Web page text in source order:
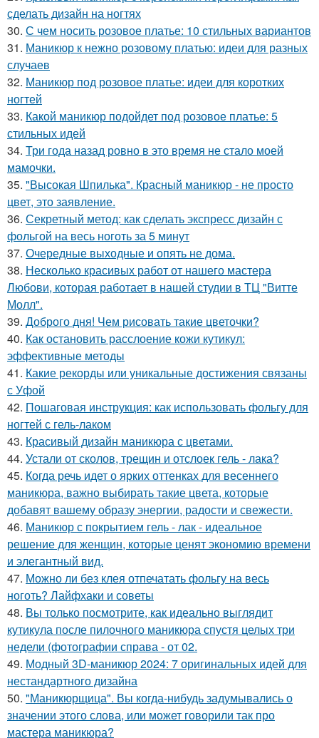
сделать дизайн на ногтях
30. С чем носить розовое платье: 10 стильных вариантов
31. Маникюр к нежно розовому платью: идеи для разных
случаев
32. Маникюр под розовое платье: идеи для коротких
ногтей
33. Какой маникюр подойдет под розовое платье: 5
стильных идей
34. Три года назад ровно в это время не стало моей
мамочки.
35. "Высокая Шпилька". Красный маникюр - не просто
цвет, это заявление.
36. Секретный метод: как сделать экспресс дизайн с
фольгой на весь ноготь за 5 минут
37. Очередные выходные и опять не дома.
38. Несколько красивых работ от нашего мастера
Любови, которая работает в нашей студии в ТЦ "Витте
Молл".
39. Доброго дня! Чем рисовать такие цветочки?
40. Как остановить расслоение кожи кутикул:
эффективные методы
41. Какие рекорды или уникальные достижения связаны
с Уфой
42. Пошаговая инструкция: как использовать фольгу для
ногтей с гель-лаком
43. Красивый дизайн маникюра с цветами.
44. Устали от сколов, трещин и отслоек гель - лака?
45. Когда речь идет о ярких оттенках для весеннего
маникюра, важно выбирать такие цвета, которые
добавят вашему образу энергии, радости и свежести.
46. Маникюр с покрытием гель - лак - идеальное
решение для женщин, которые ценят экономию времени
и элегантный вид.
47. Можно ли без клея отпечатать фольгу на весь
ноготь? Лайфхаки и советы
48. Вы только посмотрите, как идеально выглядит
кутикула после пилочного маникюра спустя целых три
недели (фотографии справа - от 02.
49. Модный 3D-маникюр 2024: 7 оригинальных идей для
нестандартного дизайна
50. "Маникюрщица". Вы когда-нибудь задумывались о
значении этого слова, или может говорили так про
мастера маникюра?